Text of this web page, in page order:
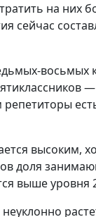
на них
сейчас
восьмых
высоким,
доля
выше уровня